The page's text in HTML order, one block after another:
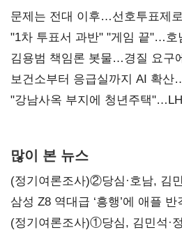
문제는 전대 이후…선호투표제
불복'
"1차 투표서 과반" "게임 끝"…호
김용범 책임론 봇물…경질 요구
보건소부터 응급실까지 AI 확
"강남사옥 부지에 청년주택
많이 본 뉴스
(정기여론조사)②당심·호남, 김
삼성 Z8 역대급 ‘흥행’에 애플
대전’
(정기여론조사)①당심, 김민석·